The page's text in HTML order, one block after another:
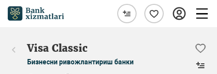
Visa Classic
Бизнесни ривожлантириш банки